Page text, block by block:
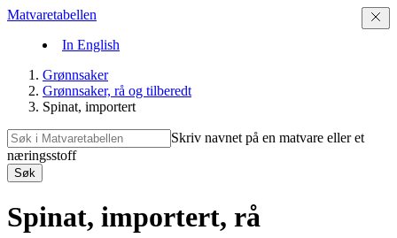
Matvaretabellen
In English
Grønnsaker
Grønnsaker, rå og tilberedt
Spinat, importert
Skriv navnet på en matvare eller et
næringsstoff
Søk
Spinat, importert, rå